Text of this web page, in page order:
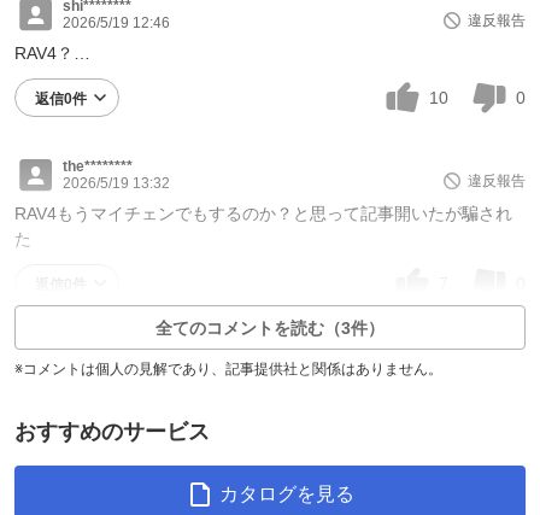
shi********
2026/5/19 12:46
違反報告
RAV4？…
返信0件 10 0
the********
2026/5/19 13:32
違反報告
RAV4もうマイチェンでもするのか？と思って記事開いたが騙され
た
全てのコメントを読む（3件）
※コメントは個人の見解であり、記事提供社と関係はありません。
おすすめのサービス
カタログを見る